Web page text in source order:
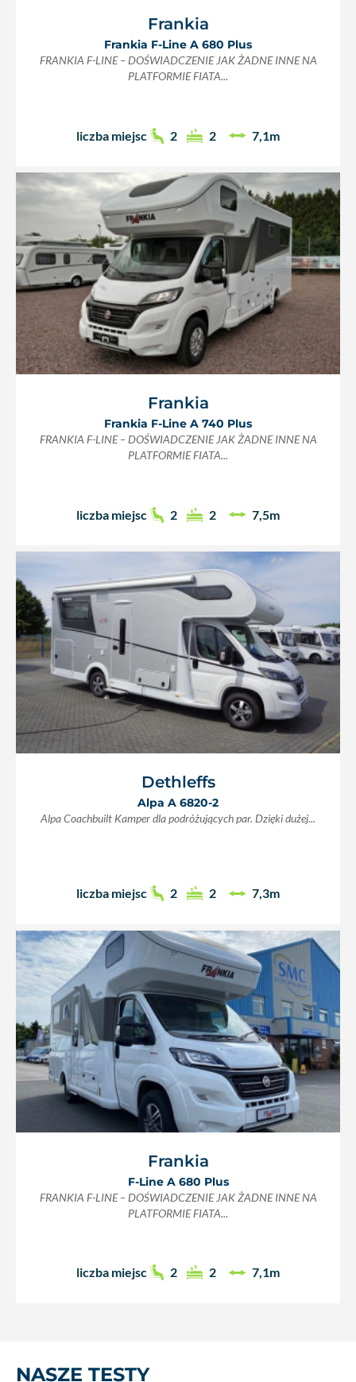
Frankia
Frankia F-Line A 680 Plus
FRANKIA F-LINE – DOŚWIADCZENIE JAK ŻADNE INNE NA
PLATFORMIE FIATA...
liczba miejsc 2 2 7,1m
Frankia
Frankia F-Line A 740 Plus
FRANKIA F-LINE – DOŚWIADCZENIE JAK ŻADNE INNE NA
PLATFORMIE FIATA...
liczba miejsc 2 2 7,5m
Dethleffs
Alpa A 6820-2
Alpa Coachbuilt Kamper dla podróżujących par. Dzięki dużej...
liczba miejsc 2 2 7,3m
Frankia
F-Line A 680 Plus
FRANKIA F-LINE – DOŚWIADCZENIE JAK ŻADNE INNE NA
PLATFORMIE FIATA...
liczba miejsc 2 2 7,1m
NASZE TESTY